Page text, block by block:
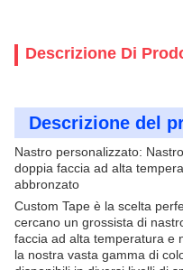
Descrizione Di
Descrizione del
Nastro personalizzato:
doppia faccia ad alta
abbronzato
Custom Tape è la scelta
cercano un grossista di
faccia ad alta temperatura e
la nostra vasta gamma di